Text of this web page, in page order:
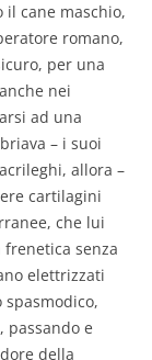
il cane maschio,
romano,
per una
nei
ad una
– i suoi
allora –
cartilagini
che lui
senza
elettrizzati
passando e
della